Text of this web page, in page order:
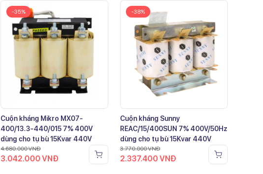
-35%
Cuộn kháng Mikro MX07-
400/13.3-440/015 7% 400V
dùng cho tụ bù 15Kvar 440V
4.680.000VNĐ
3.042.000VNĐ
-38%
Cuộn kháng Sunny
REAC/15/400SUN 7% 400V/50Hz
dùng cho tụ bù 15Kvar 440V
3.770.000VNĐ
2.337.400VNĐ